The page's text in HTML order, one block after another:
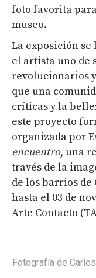
foto favorita
museo.
La exposición se
el artista uno de
revolucionarios
que una
críticas y la
este proyecto
organizada por
encuentro, una
través de la
de los barrios de
hasta el 03 de
Arte Contacto
Fotografía de